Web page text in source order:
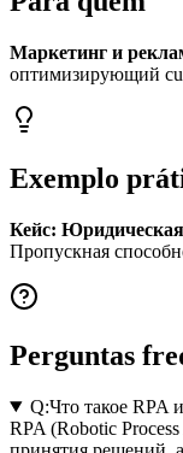
Маркетинг и
оптимизирующий
Exemplo
Кейс:
Пропускная
Perguntas
Q:Что такое RPA
RPA (Robotic